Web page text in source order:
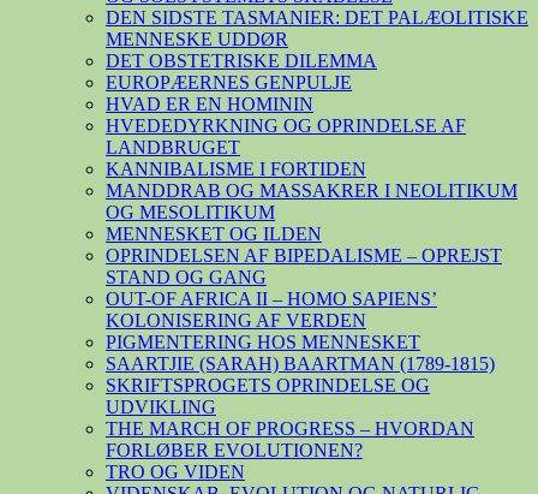
DEN SIDSTE TASMANIER: DET PALÆOLITISKE
MENNESKE UDDØR
DET OBSTETRISKE DILEMMA
EUROPÆERNES GENPULJE
HVAD ER EN HOMININ
HVEDEDYRKNING OG OPRINDELSE AF
LANDBRUGET
KANNIBALISME I FORTIDEN
MANDDRAB OG MASSAKRER I NEOLITIKUM
OG MESOLITIKUM
MENNESKET OG ILDEN
OPRINDELSEN AF BIPEDALISME – OPREJST
STAND OG GANG
OUT-OF AFRICA II – HOMO SAPIENS’
KOLONISERING AF VERDEN
PIGMENTERING HOS MENNESKET
SAARTJIE (SARAH) BAARTMAN (1789-1815)
SKRIFTSPROGETS OPRINDELSE OG
UDVIKLING
THE MARCH OF PROGRESS – HVORDAN
FORLØBER EVOLUTIONEN?
TRO OG VIDEN